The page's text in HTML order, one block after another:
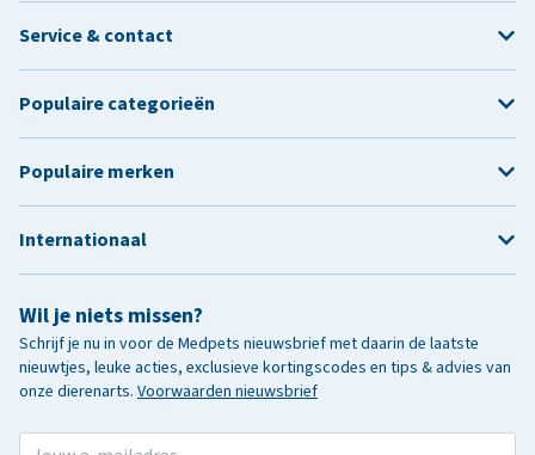
Wil je niets missen?
Schrijf je nu in voor de Medpets nieuwsbrief met daarin de laatste
nieuwtjes, leuke acties, exclusieve kortingscodes en tips & advies van
onze dierenarts. Voorwaarden nieuwsbrief
Service & contact
Populaire categorieën
Populaire merken
Internationaal